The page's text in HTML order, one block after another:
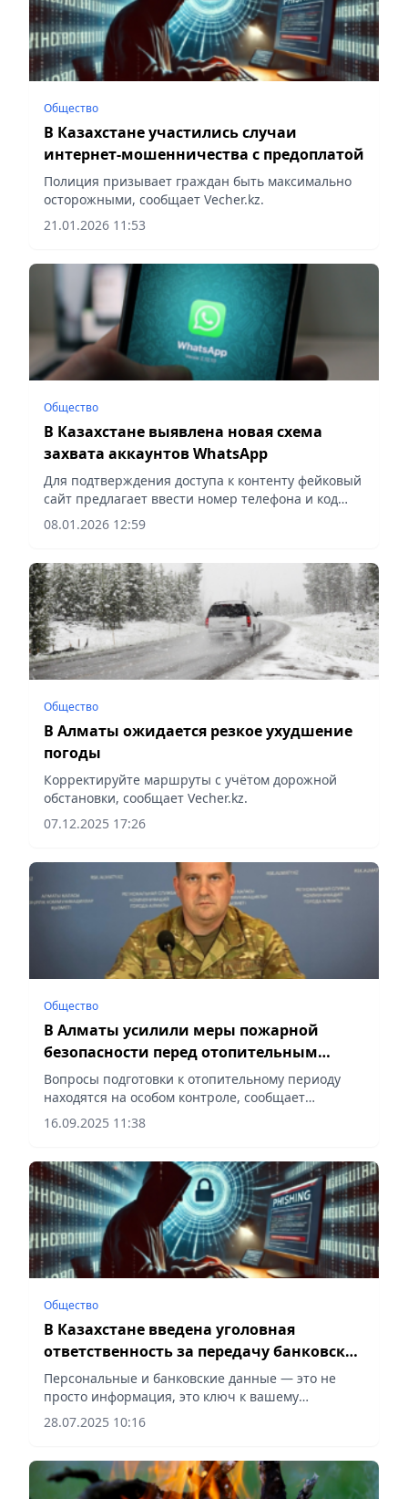
Общество
В Казахстане участились случаи
интернет-мошенничества с предоплатой
Полиция призывает граждан быть максимально
осторожными, сообщает Vecher.kz.
21.01.2026 11:53
Общество
В Казахстане выявлена новая схема
захвата аккаунтов WhatsApp
Для подтверждения доступа к контенту фейковый
сайт предлагает ввести номер телефона и код
подтверждения, сообщает Vecher.kz.
08.01.2026 12:59
Общество
В Алматы ожидается резкое ухудшение
погоды
Корректируйте маршруты с учётом дорожной
обстановки, сообщает Vecher.kz.
07.12.2025 17:26
Общество
В Алматы усилили меры пожарной
безопасности перед отопительным
сезоном
Вопросы подготовки к отопительному периоду
находятся на особом контроле, сообщает
Vecher.kz.
16.09.2025 11:38
Общество
В Казахстане введена уголовная
ответственность за передачу банковских
реквизитов третьим лицам
Персональные и банковские данные — это не
просто информация, это ключ к вашему
имуществу, сообщает Vecher.kz.
28.07.2025 10:16